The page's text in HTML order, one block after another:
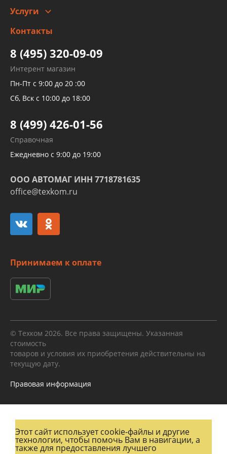
Заправка кондиционера авто
Детейлинг
Услуги
высокого давления
Тормозных трубок
Рукавов гидроусилителей
Рукавов компрессоров и турбин
Трубок кондиционеров
Развертка пайка медных стальных
алюминиевых трубок и штуцеров
Контакты
8 (495) 320-09-09
Интерент магазин
Пн-Пт с 9:00 до 20 :00
Сб, Вск с 10:00 до 18:00
8 (499) 426-01-56
Справочная
Ежедневно с 9:00 до 19:00
ООО АВТОМАГ ИНН 7718781635
office@texkom.ru
Принимаем к оплате
© Техком 2026. Все права защищены. Указанная
стоимость
товаров и условия их приобретения действительны на
текущую дату.
Правовая информация
Этот сайт использует cookie-файлы и другие
технологии, чтобы помочь Вам в навигации, а
также для предоставления лучшего